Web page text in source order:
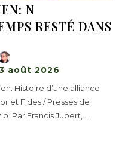
N
RESTÉ DANS
août 2026
Histoire d’une alliance
et Fides / Presses de
l’Université de Montréal, 2026, 402 p. Par Francis Jubert,...